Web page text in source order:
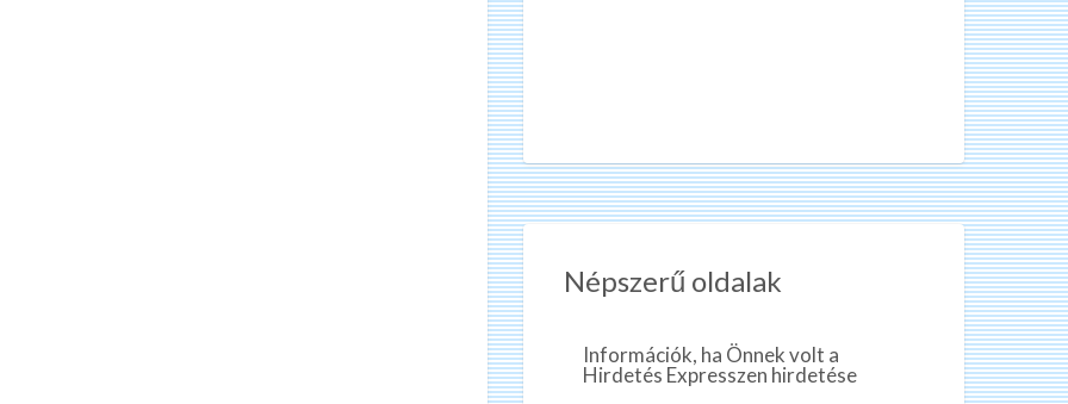
Népszerű oldalak
Információk, ha Önnek volt a
Hirdetés Expresszen hirdetése